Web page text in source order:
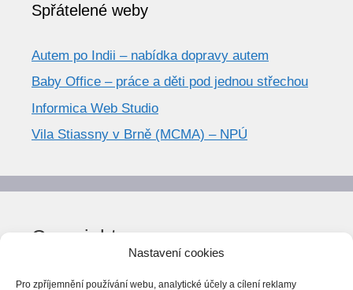
Nastavení cookies
Pro zpříjemnění používání webu, analytické účely a cílení reklamy
Spřátelené weby
Autem po Indii – nabídka dopravy autem
Baby Office – práce a děti pod jednou střechou
Informica Web Studio
Vila Stiassny v Brně (MCMA) – NPÚ
Copyright
© World Trend 2014-2026